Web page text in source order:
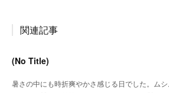
関連記事
(No Title)
暑さの中にも時折爽やかさ感じる日でした。ム